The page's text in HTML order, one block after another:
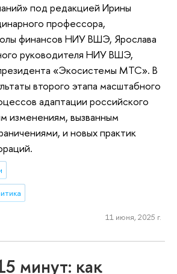
под редакцией Ирины
профессора,
финансов НИУ ВШЭ, Ярослава
руководителя НИУ ВШЭ,
«Экосистемы МТС». В
второго этапа масштабного
адаптации российского
изменениям, вызванным
и новых практик
11 июня, 2025 г.
минут: как